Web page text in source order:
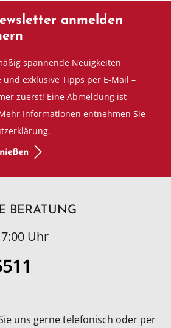
anmelden
spannende Neuigkeiten,
exklusive Tipps per E-Mail –
zuerst! Eine Abmeldung ist
Informationen entnehmen Sie
BERATUNG
Uhr
uns gerne telefonisch oder per